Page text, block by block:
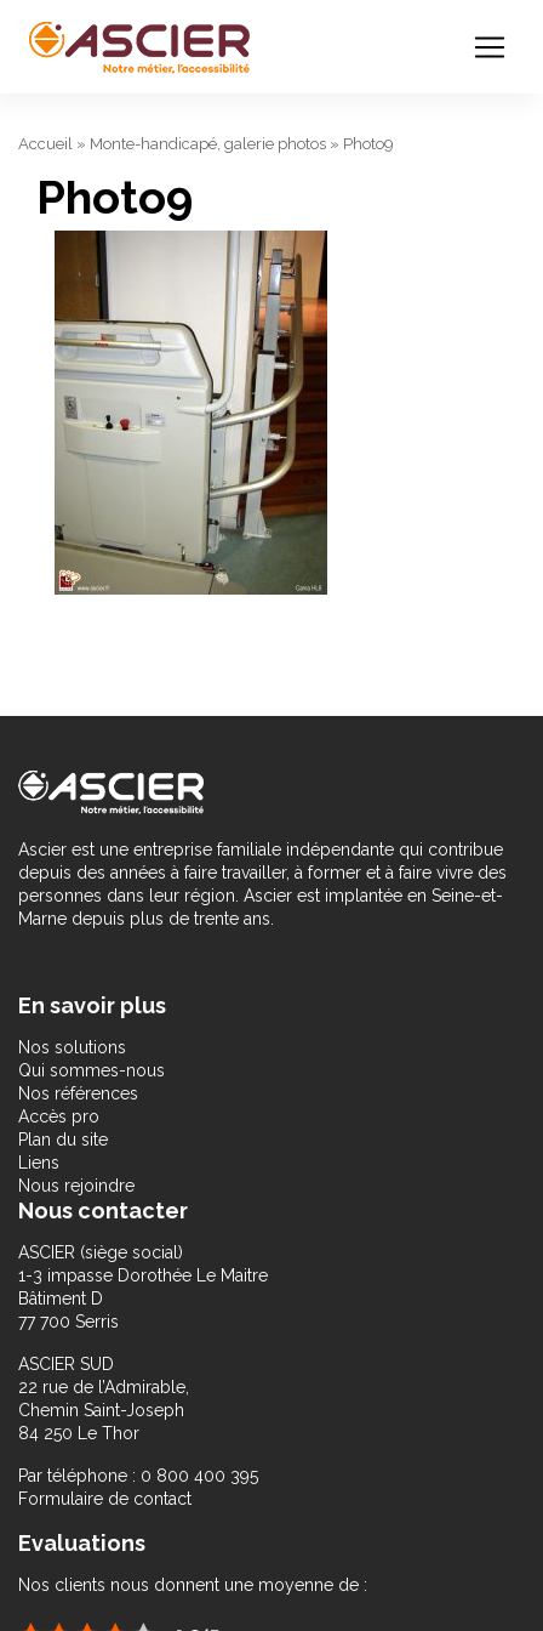
Accueil » Monte-handicapé, galerie photos » Photo9
Photo9
Ascier est une entreprise familiale indépendante qui contribue
depuis des années à faire travailler, à former et à faire vivre des
personnes dans leur région. Ascier est implantée en Seine-et-
Marne depuis plus de trente ans.
En savoir plus
Nos solutions
Qui sommes-nous
Nos références
Accès pro
Plan du site
Liens
Nous rejoindre
Nous contacter
ASCIER (siège social)
1-3 impasse Dorothée Le Maitre
Bâtiment D
77 700 Serris
ASCIER SUD
22 rue de l’Admirable,
Chemin Saint-Joseph
84 250 Le Thor
Par téléphone : 0 800 400 395
Formulaire de contact
Evaluations
Nos clients nous donnent une moyenne de :